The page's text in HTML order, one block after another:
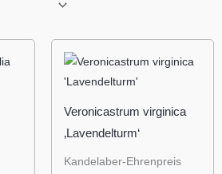
Veronicastrum virginica
‚Lavendelturm‘
Kandelaber-Ehrenpreis